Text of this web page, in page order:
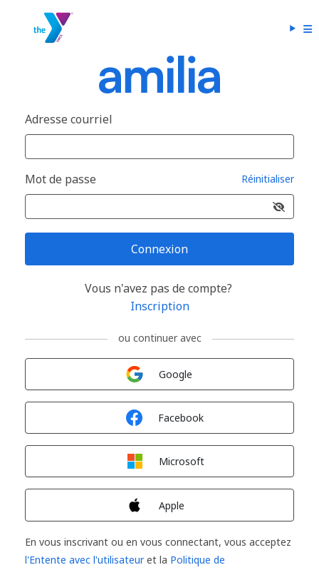
Adresse courriel
Mot de passe Réinitialiser
Connexion
Vous n'avez pas de compte?
Inscription
ou continuer avec
Google
Facebook
Microsoft
Apple
En vous inscrivant ou en vous connectant, vous acceptez
l'Entente avec l'utilisateuret la Politique de